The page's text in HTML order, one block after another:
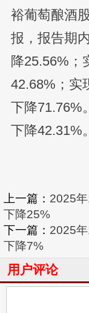
裕葡萄酿酒
报，报告期
降25.56%；
42.68%；实
下降71.76%
下降42.31%。
上一篇： 2025
下降25%
下一篇： 2025
下降7%
用户评论